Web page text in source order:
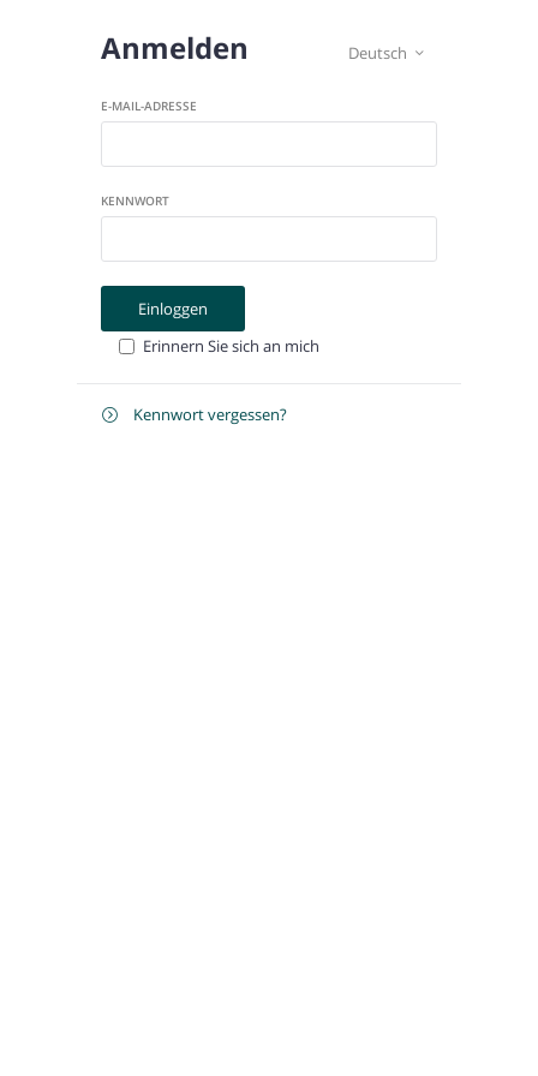
Deutsch 
Anmelden
E-MAIL-ADRESSE
KENNWORT
Einloggen
Erinnern Sie sich an mich
 Kennwort vergessen?